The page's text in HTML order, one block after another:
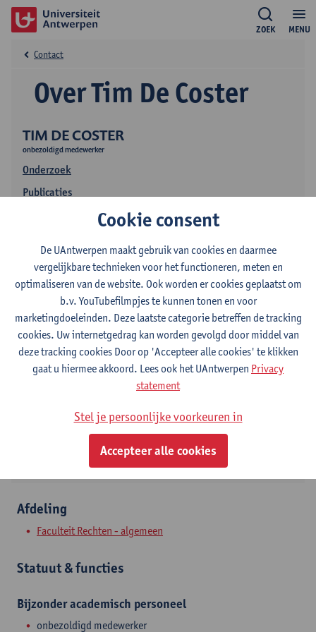
MENU
ZOEK
TIM DE COSTER
onbezoldigd medewerker
Onderzoek
Publicaties
Over Tim De Coster
Contact
Contact
Stadscampus
Toon e-mailadres
Venusstraat 23
2000 Antwerpen, BEL
Afdeling
Faculteit Rechten - algemeen
Statuut & functies
Bijzonder academisch personeel
onbezoldigd medewerker
Cookie consent
De UAntwerpen maakt gebruik van cookies en daarmee
vergelijkbare technieken voor het functioneren, meten en
optimaliseren van de website. Ook worden er cookies geplaatst om
b.v. YouTubefilmpjes te kunnen tonen en voor
marketingdoeleinden. Deze laatste categorie betreffen de tracking
cookies. Uw internetgedrag kan worden gevolgd door middel van
deze tracking cookies Door op 'Accepteer alle cookies' te klikken
gaat u hiermee akkoord. Lees ook het UAntwerpen Privacy
statement
Stel je persoonlijke voorkeuren in
Accepteer alle cookies